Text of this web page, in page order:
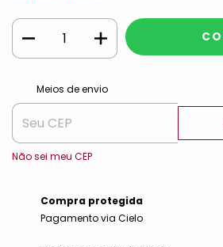
Entregas para o CEP:
Meios de envio
Não sei meu CEP
Compra protegida
Pagamento via Cielo